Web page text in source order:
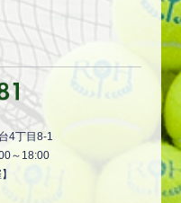
4丁目8-1
～18:00